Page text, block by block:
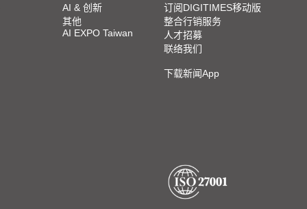
AI & 创新
其他
AI EXPO Taiwan
订阅DIGITIMES移动版
整合行销服务
人才招募
联络我们
下载新闻App